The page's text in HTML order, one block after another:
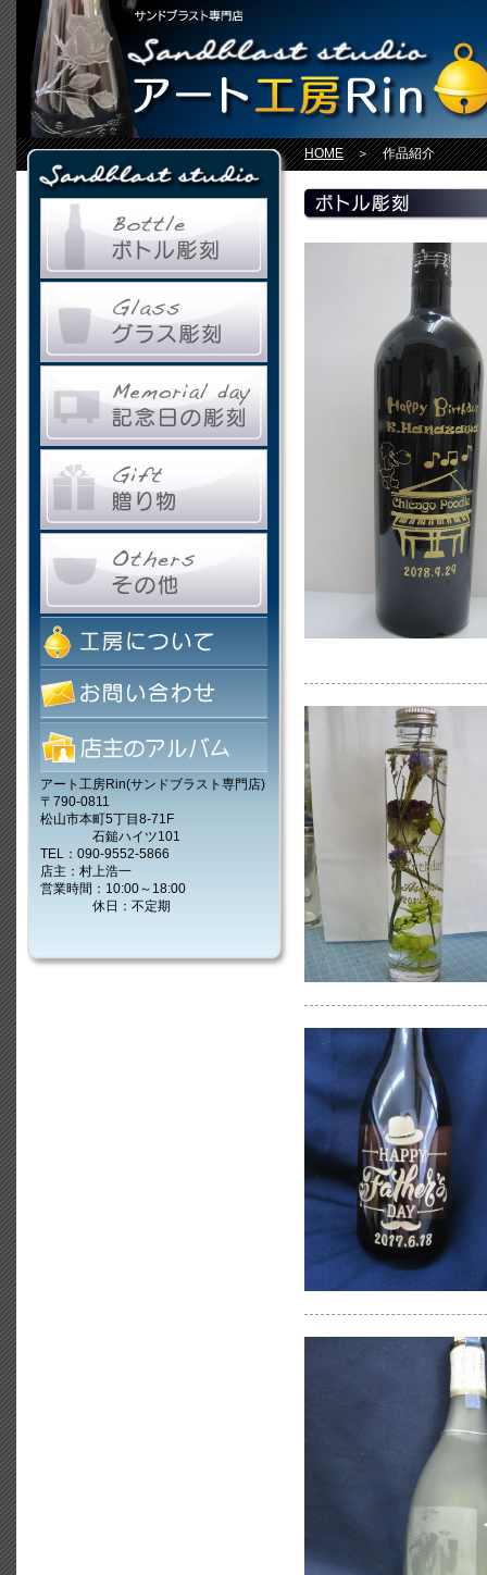
アート工房Rin(サンドブラスト専門店)
〒790-0811
松山市本町5丁目8-71F
石鎚ハイツ101
TEL：090-9552-5866
店主：村上浩一
営業時間：10:00～18:00
休日：不定期
HOME＞ 作品紹介